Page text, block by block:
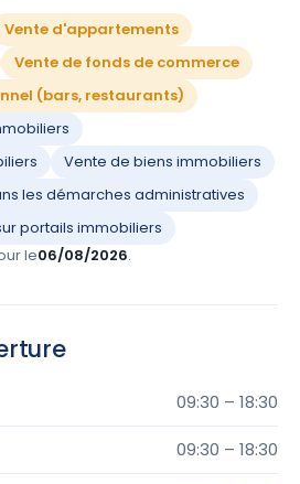
Vente d'appartements
Vente de fonds de commerce
(bars, restaurants)
Vente de biens immobiliers
les démarches administratives
portails immobiliers
le06/08/2026.
09:30 – 18:30
09:30 – 18:30